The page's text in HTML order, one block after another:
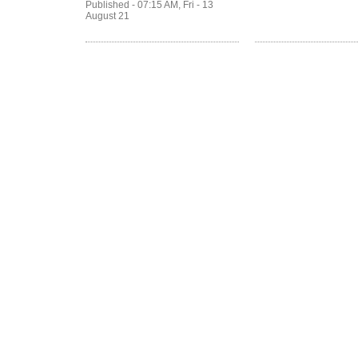
Published - 07:15 AM, Fri - 13
August 21